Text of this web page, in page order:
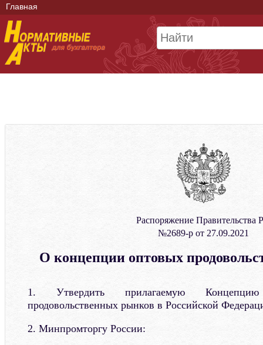
Главная
Распоряжение Правительства
№2689-р от 27.09.2021
О концепции оптовых
1. Утвердить прилагаемую
продовольственных рынков в Российской
2. Минпромторгу России: